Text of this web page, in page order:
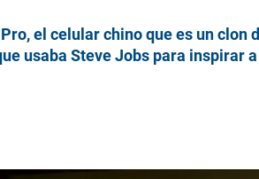
Pro, el celular chino que es un
usaba Steve Jobs para inspirar